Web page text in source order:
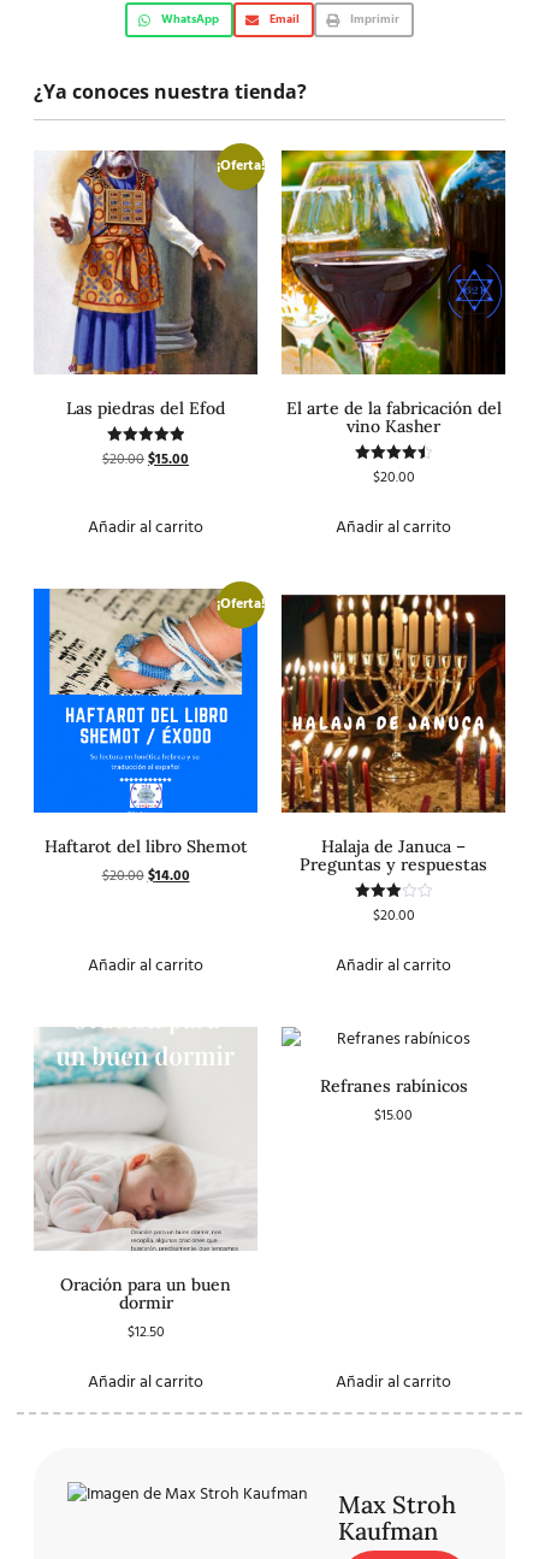
WhatsApp Email Imprimir
¿Ya conoces nuestra tienda?
¡Oferta!
Las piedras del Efod
Valorado
con
$20.00$15.00
Añadir al carrito
El arte de la fabricación del
vino Kasher
Valorado
$20.00
Añadir al carrito
¡Oferta!
Haftarot del libro Shemot
$20.00$14.00
Añadir al carrito
Halaja de Januca –
Preguntas y respuestas
Valorado
con
$20.00
Añadir al carrito
Oración para un buen
dormir
$12.50
Añadir al carrito
Refranes rabínicos
$15.00
Añadir al carrito
Max Stroh
Kaufman